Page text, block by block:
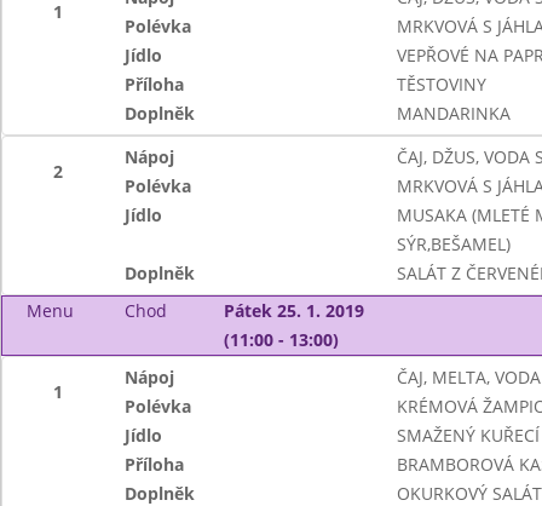
1
Polévka
MRKVOVÁ S
Jídlo
VEPŘOVÉ NA
Příloha
TĚSTOVINY
Doplněk
MANDARINKA
2
Nápoj
ČAJ, DŽUS, VODA
Polévka
MRKVOVÁ S
Jídlo
MUSAKA (MLETÉ
SÝR,BEŠAMEL)
Doplněk
SALÁT Z
Menu
Chod
Pátek 25. 1. 2019
(11:00 - 13:00)
1
Nápoj
ČAJ, MELTA,
Polévka
KRÉMOVÁ
Jídlo
SMAŽENÝ
Příloha
BRAMBOROVÁ
Doplněk
OKURKOVÝ SALÁT